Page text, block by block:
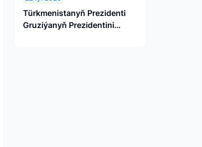
Türkmenistanyň Prezidenti
Gruziýanyň Prezidentini